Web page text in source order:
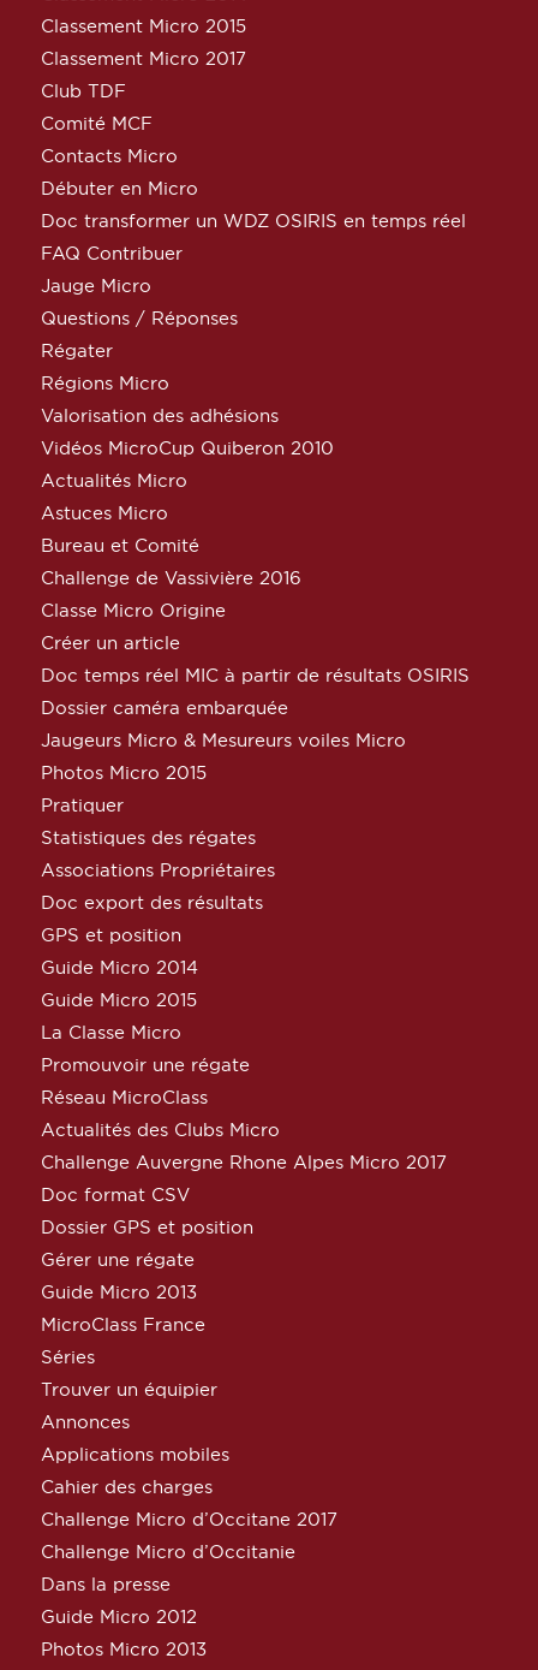
Classement Micro 2015
Classement Micro 2017
Club TDF
Comité MCF
Contacts Micro
Débuter en Micro
Doc transformer un WDZ OSIRIS en temps réel
FAQ Contribuer
Jauge Micro
Questions / Réponses
Régater
Régions Micro
Valorisation des adhésions
Vidéos MicroCup Quiberon 2010
Actualités Micro
Astuces Micro
Bureau et Comité
Challenge de Vassivière 2016
Classe Micro Origine
Créer un article
Doc temps réel MIC à partir de résultats OSIRIS
Dossier caméra embarquée
Jaugeurs Micro & Mesureurs voiles Micro
Photos Micro 2015
Pratiquer
Statistiques des régates
Associations Propriétaires
Doc export des résultats
GPS et position
Guide Micro 2014
Guide Micro 2015
La Classe Micro
Promouvoir une régate
Réseau MicroClass
Actualités des Clubs Micro
Challenge Auvergne Rhone Alpes Micro 2017
Doc format CSV
Dossier GPS et position
Gérer une régate
Guide Micro 2013
MicroClass France
Séries
Trouver un équipier
Annonces
Applications mobiles
Cahier des charges
Challenge Micro d’Occitane 2017
Challenge Micro d’Occitanie
Dans la presse
Guide Micro 2012
Photos Micro 2013